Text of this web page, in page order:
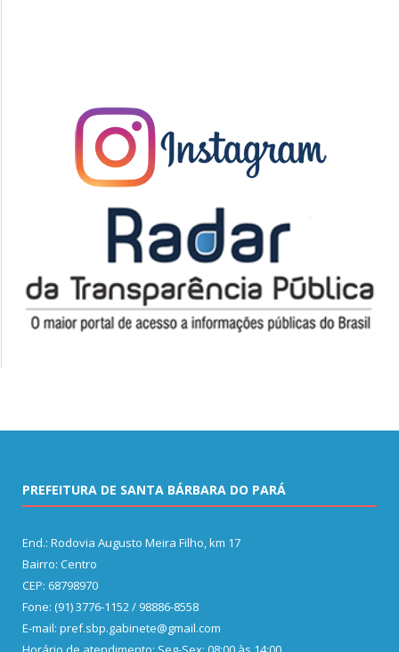
PREFEITURA DE SANTA BÁRBARA DO PARÁ
End.: Rodovia Augusto Meira Filho, km 17
Bairro: Centro
CEP: 68798970
Fone: (91) 3776-1152 / 98886-8558
E-mail: pref.sbp.gabinete@gmail.com